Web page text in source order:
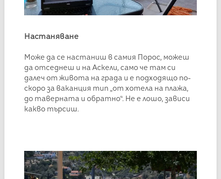
Настаняване
Може да се настаниш в самия Порос, можеш
да отседнеш и на Аскели, само че там си
далеч от живота на града и е подходящо по-
скоро за ваканция тип „от хотела на плажа,
до таверната и обратно“. Не е лошо, зависи
какво търсиш.